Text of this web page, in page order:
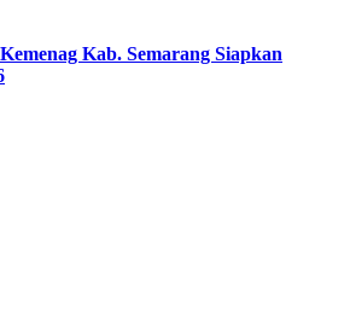
Kab. Semarang Siapkan